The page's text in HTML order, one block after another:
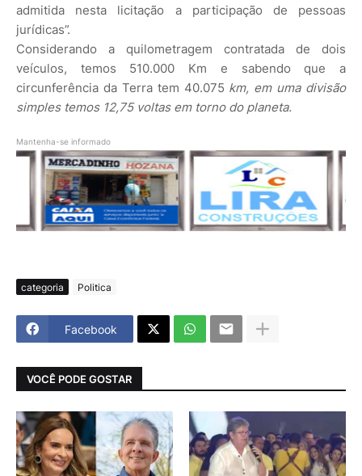
admitida nesta licitação a participação de pessoas
jurídicas”.
Considerando a quilometragem contratada de dois
veículos, temos 510.000 Km e sabendo que a
circunferência da Terra tem 40.075 km, em uma divisão
simples temos 12,75 voltas em torno do planeta.
Mantenha-se informado
categoria Politica
Facebook
VOCÊ PODE GOSTAR